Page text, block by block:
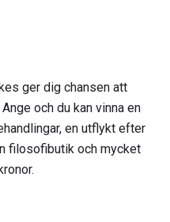
ger dig chansen att
och du kan vinna en
en utflykt efter
filosofibutik och mycket